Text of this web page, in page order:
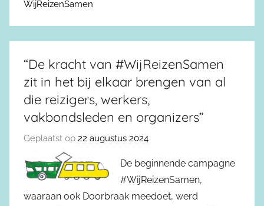
WijReizenSamen
“De kracht van #WijReizenSamen
zit in het bij elkaar brengen van al
die reizigers, werkers,
vakbondsleden en organizers”
Geplaatst op 22 augustus 2024
De beginnende campagne
#WijReizenSamen,
waaraan ook Doorbraak meedoet, werd